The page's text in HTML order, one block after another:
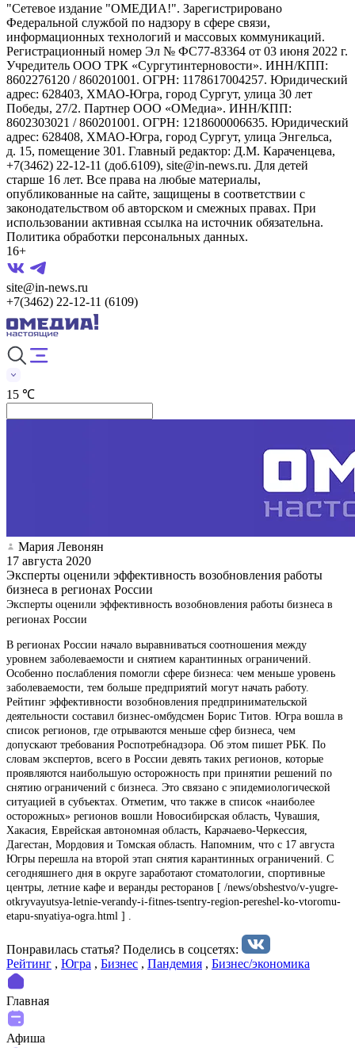
"Сетевое издание "ОМЕДИА!". Зарегистрировано
Федеральной службой по надзору в сфере связи,
информационных технологий и массовых коммуникаций.
Регистрационный номер Эл № ФС77-83364 от 03 июня 2022 г.
Учредитель ООО ТРК «Сургутинтерновости». ИНН/КПП:
8602276120 / 860201001. ОГРН: 1178617004257. Юридический
адрес: 628403, ХМАО-Югра, город Сургут, улица 30 лет
Победы, 27/2. Партнер ООО «ОМедиа». ИНН/КПП:
8602303021 / 860201001. ОГРН: 1218600006635. Юридический
адрес: 628408, ХМАО-Югра, город Сургут, улица Энгельса,
д. 15, помещение 301. Главный редактор: Д.М. Караченцева,
+7(3462) 22-12-11 (доб.6109), site@in-news.ru. Для детей
старше 16 лет. Все права на любые материалы,
опубликованные на сайте, защищены в соответствии с
законодательством об авторском и смежных правах. При
использовании активная ссылка на источник обязательна.
Политика обработки персональных данных.
16+
site@in-news.ru
+7(3462) 22-12-11 (6109)
15 ℃
Мария Левонян
17 августа 2020
Эксперты оценили эффективность возобновления работы
бизнеса в регионах России
Эксперты оценили эффективность возобновления работы бизнеса в
регионах России
В регионах России начало выравниваться соотношения между
уровнем заболеваемости и снятием карантинных ограничений.
Особенно послабления помогли сфере бизнеса: чем меньше уровень
заболеваемости, тем больше предприятий могут начать работу.
Рейтинг эффективности возобновления предпринимательской
деятельности составил бизнес-омбудсмен Борис Титов. Югра вошла в
список регионов, где отрываются меньше сфер бизнеса, чем
допускают требования Роспотребнадзора. Об этом пишет РБК. По
словам экспертов, всего в России девять таких регионов, которые
проявляются наибольшую осторожность при принятии решений по
снятию ограничений с бизнеса. Это связано с эпидемиологической
ситуацией в субъектах. Отметим, что также в список «наиболее
осторожных» регионов вошли Новосибирская область, Чувашия,
Хакасия, Еврейская автономная область, Карачаево-Черкессия,
Дагестан, Мордовия и Томская область. Напомним, что с 17 августа
Югры перешла на второй этап снятия карантинных ограничений. С
сегодняшнего дня в округе заработают стоматологии, спортивные
центры, летние кафе и веранды ресторанов [ /news/obshestvo/v-yugre-
otkryvayutsya-letnie-verandy-i-fitnes-tsentry-region-pereshel-ko-vtoromu-
etapu-snyatiya-ogra.html ] .
Понравилась статья? Поделиcь в соцсетях:
Рейтинг , Югра , Бизнес , Пандемия , Бизнес/экономика
Главная
Афиша